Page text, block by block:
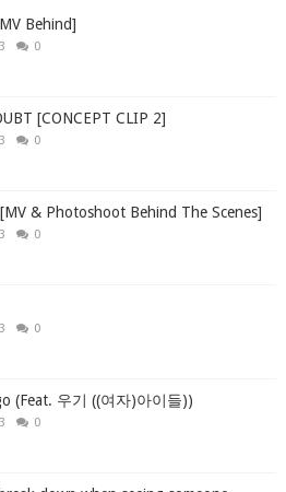
Behind]
0
[CONCEPT CLIP 2]
0
& Photoshoot Behind The Scenes]
0
0
(Feat. 우기 ((여자)아이들))
0